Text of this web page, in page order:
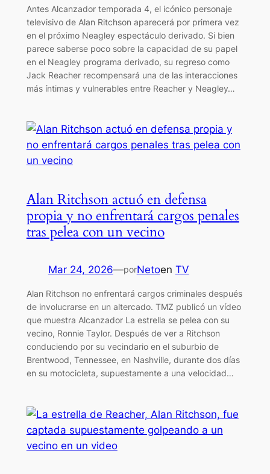
Antes Alcanzador temporada 4, el icónico personaje
televisivo de Alan Ritchson aparecerá por primera vez
en el próximo Neagley espectáculo derivado. Si bien
parece saberse poco sobre la capacidad de su papel
en el Neagley programa derivado, su regreso como
Jack Reacher recompensará una de las interacciones
más íntimas y vulnerables entre Reacher y Neagley…
Alan Ritchson actuó en defensa
propia y no enfrentará cargos penales
tras pelea con un vecino
Mar 24, 2026—porNetoen TV
Alan Ritchson no enfrentará cargos criminales después
de involucrarse en un altercado. TMZ publicó un vídeo
que muestra Alcanzador La estrella se pelea con su
vecino, Ronnie Taylor. Después de ver a Ritchson
conduciendo por su vecindario en el suburbio de
Brentwood, Tennessee, en Nashville, durante dos días
en su motocicleta, supuestamente a una velocidad…